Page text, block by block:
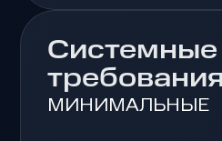
Системные
требования
МИНИМАЛЬНЫЕ